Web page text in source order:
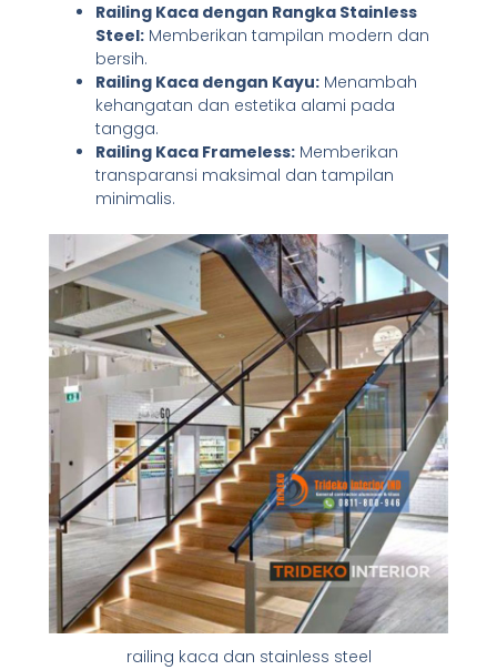
Railing Kaca dengan Rangka Stainless
Steel: Memberikan tampilan modern dan
bersih.
Railing Kaca dengan Kayu: Menambah
kehangatan dan estetika alami pada
tangga.
Railing Kaca Frameless: Memberikan
transparansi maksimal dan tampilan
minimalis.
railing kaca dan stainless steel